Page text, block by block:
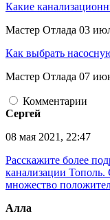
Какие
Мастер Отлада 03
Как выбрать
Мастер Отлада 07
Комментарии
Сергей
08 мая 2021, 22:47
Расскажите более
канализации
множество
Алла